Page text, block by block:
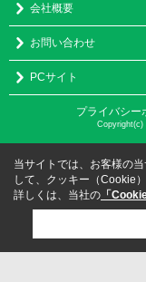
会社概要
お問い合わせ
PCサイト
プライバシー
Copyright(c)
当サイトでは、お客様の
して、クッキー（Cookie
詳しくは、当社の 「